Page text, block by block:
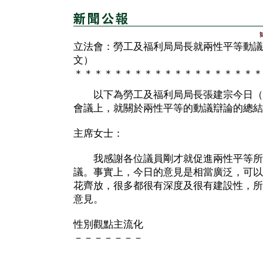
立法會：勞工及福利局局長就兩性平等動
文）
＊＊＊＊＊＊＊＊＊＊＊＊＊＊＊＊＊＊
以下為勞工及福利局局長張建宗今日（
會議上，就關於兩性平等的動議辯論的總
主席女士：
我感謝各位議員剛才就促進兩性平等所
議。事實上，今日的意見是相當廣泛，可
花齊放，很多都很有深度及很有建設性，
意見。
性別觀點主流化
－－－－－－－